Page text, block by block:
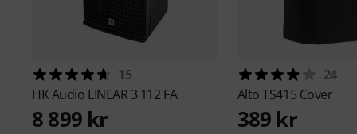
15
HK Audio LINEAR 3 112 FA
8 899 kr
24
AltoTS415 Cover
389 kr